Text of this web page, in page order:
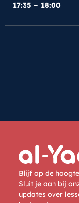
17:35 – 18:00
Blijf op de
Sluit je aan bij
updates over